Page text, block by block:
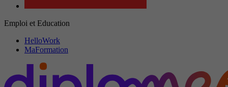
Emploi et Education
HelloWork
MaFormation